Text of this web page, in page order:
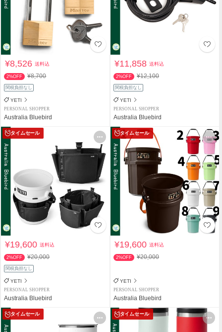
¥8,526送料込
2%OFF ¥8,700
関税負担なし
YETI
PERSONAL SHOPPER
Australia Bluebird
¥11,858送料込
2%OFF ¥12,100
関税負担なし
YETI
PERSONAL SHOPPER
Australia Bluebird
タイムセール
¥19,600送料込
2%OFF ¥20,000
関税負担なし
YETI
PERSONAL SHOPPER
Australia Bluebird
タイムセール
¥19,600送料込
2%OFF ¥20,000
YETI
PERSONAL SHOPPER
Australia Bluebird
タイムセール タイムセール